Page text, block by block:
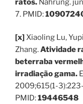
ratos. Nahrung.
7. PMID:
[x] Xiaoling Lu,
Zhang.Atividade
beterraba
irradiação gama.
2009;615(1-
PMID:19446548